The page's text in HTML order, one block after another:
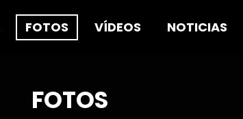
FOTOS VÍDEOS NOTICIAS
FOTOS